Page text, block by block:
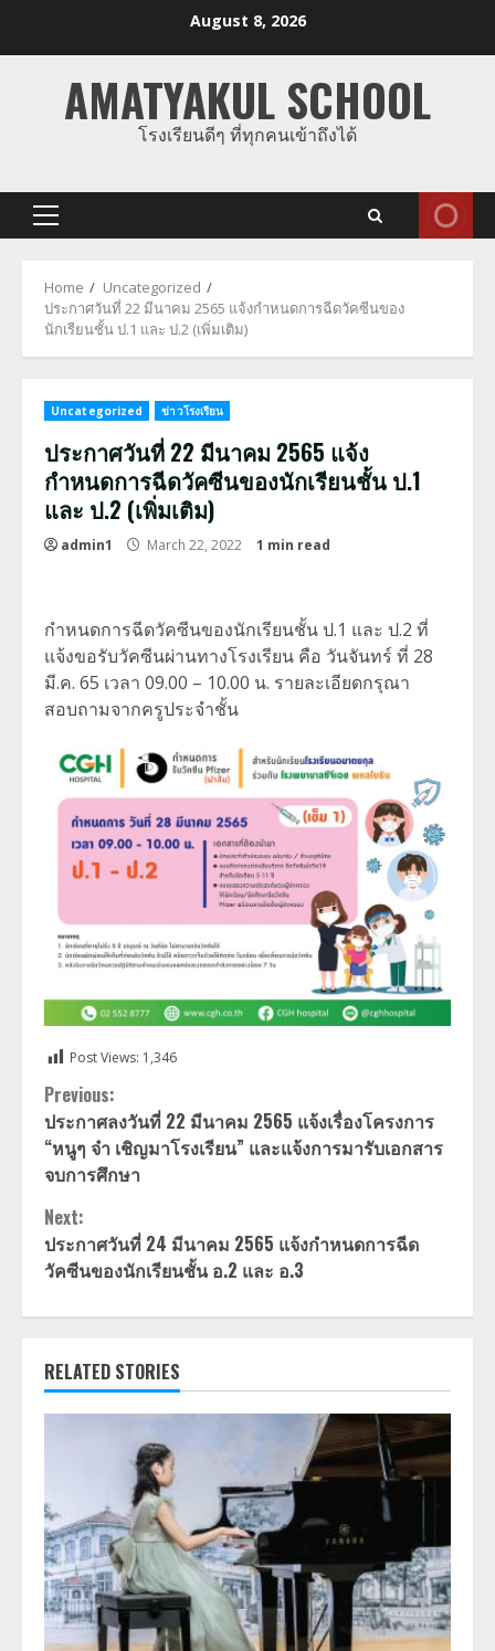
August 8, 2026
AMATYAKUL SCHOOL
โรงเรียนดีๆ ที่ทุกคนเข้าถึงได้
Primary
Home
Uncategorized
ประกาศวันที่ 22 มีนาคม 2565 แจ้งกำหนดการฉีดวัคซีนของ
นักเรียนชั้น ป.1 และ ป.2 (เพิ่มเติม)
Uncategorized ข่าวโรงเรียน
ประกาศวันที่ 22 มีนาคม 2565 แจ้ง
กำหนดการฉีดวัคซีนของนักเรียนชั้น ป.1
และ ป.2 (เพิ่มเติม)
admin1 March 22, 2022 1 min read
กำหนดการฉีดวัคซีนของนักเรียนชั้น ป.1 และ ป.2 ที่
แจ้งขอรับวัคซีนผ่านทางโรงเรียน คือ วันจันทร์ ที่ 28
มี.ค. 65 เวลา 09.00 – 10.00 น. รายละเอียดกรุณา
สอบถามจากครูประจำชั้น
Post Views: 1,346
Continue
Reading
Previous:
ประกาศลงวันที่ 22 มีนาคม 2565 แจ้งเรื่องโครงการ
“หนูๆ จ๋า เชิญมาโรงเรียน” และแจ้งการมารับเอกสาร
จบการศึกษา
Next:
ประกาศวันที่ 24 มีนาคม 2565 แจ้งกำหนดการฉีด
วัคซีนของนักเรียนชั้น อ.2 และ อ.3
RELATED STORIES